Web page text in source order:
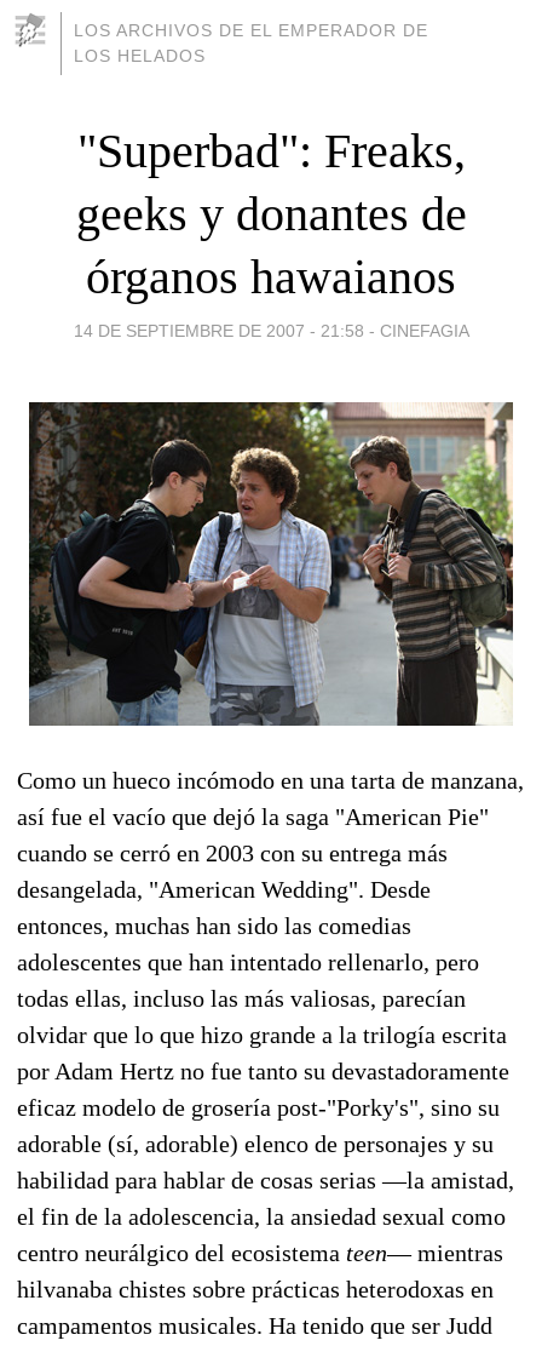
LOS ARCHIVOS DE EL EMPERADOR DE
LOS HELADOS
"Superbad": Freaks,
geeks y donantes de
órganos hawaianos
14 DE SEPTIEMBRE DE 2007 - 21:58 - CINEFAGIA
Como un hueco incómodo en una tarta de manzana,
así fue el vacío que dejó la saga "American Pie"
cuando se cerró en 2003 con su entrega más
desangelada, "American Wedding". Desde
entonces, muchas han sido las comedias
adolescentes que han intentado rellenarlo, pero
todas ellas, incluso las más valiosas, parecían
olvidar que lo que hizo grande a la trilogía escrita
por Adam Hertz no fue tanto su devastadoramente
eficaz modelo de grosería post-"Porky's", sino su
adorable (sí, adorable) elenco de personajes y su
habilidad para hablar de cosas serias —la amistad,
el fin de la adolescencia, la ansiedad sexual como
centro neurálgico del ecosistema teen— mientras
hilvanaba chistes sobre prácticas heterodoxas en
campamentos musicales. Ha tenido que ser Judd